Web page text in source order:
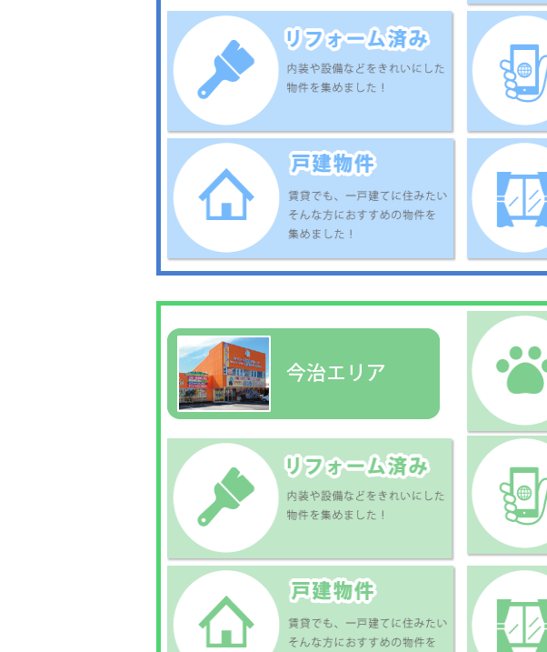
浜店
無料ですので、お気軽にご参
加下さい。
2025.10.31
◆臨時休業のお知らせ
2025年11月14日(金)
社内研修のため臨時休業致し
ます。
お客様には大変ご迷惑をおか
けいたしますが、何卒ご理解
ご協力のほど、よろしくお願
い申し上げます。
2025.06.18
賃貸経営セミナーのお知らせ
2025.6.28-29の２日間
各店にて開催いたします♪
ご参加お待ちしております★
Summer CAMPAIGN
お部屋探し中の皆様！
～９／３０までの期間中
来店予約で
５００円相当分の
プレゼントをお渡し中！
2024.05.24
２０２４年６月
１・２日の２日間
住まいる博を全店で
開催致します☆
たくさん催し行いますので
ぜひご家族皆様でのご来場
心よりお待ちしております😊
2024.05.05
賃貸経営セミナーのお知らせ
2024.5.25・26の２日間
各店にて開催いたします♪
無料ですので、たくさんの
ご参加お待ちしております★
予讃線 今治駅 17
予讃線 川之江駅 35
オレンジハイツ
石村ビル